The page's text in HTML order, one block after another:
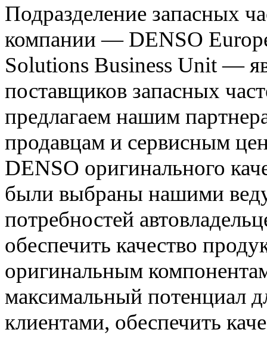
Подразделение запасных
компании — DENSO
Solutions Business Unit —
поставщиков запасных
предлагаем нашим
продавцам и сервисным
DENSO оригинального
были выбраны нашими
потребностей
обеспечить качество
оригинальным
максимальный потенциал
клиентами, обеспечить